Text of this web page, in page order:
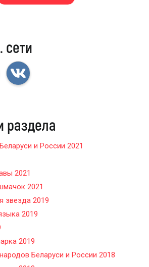
сети
раздела
и России 2021
2021
2021
звезда 2019
2019
2019
Беларуси и России 2018